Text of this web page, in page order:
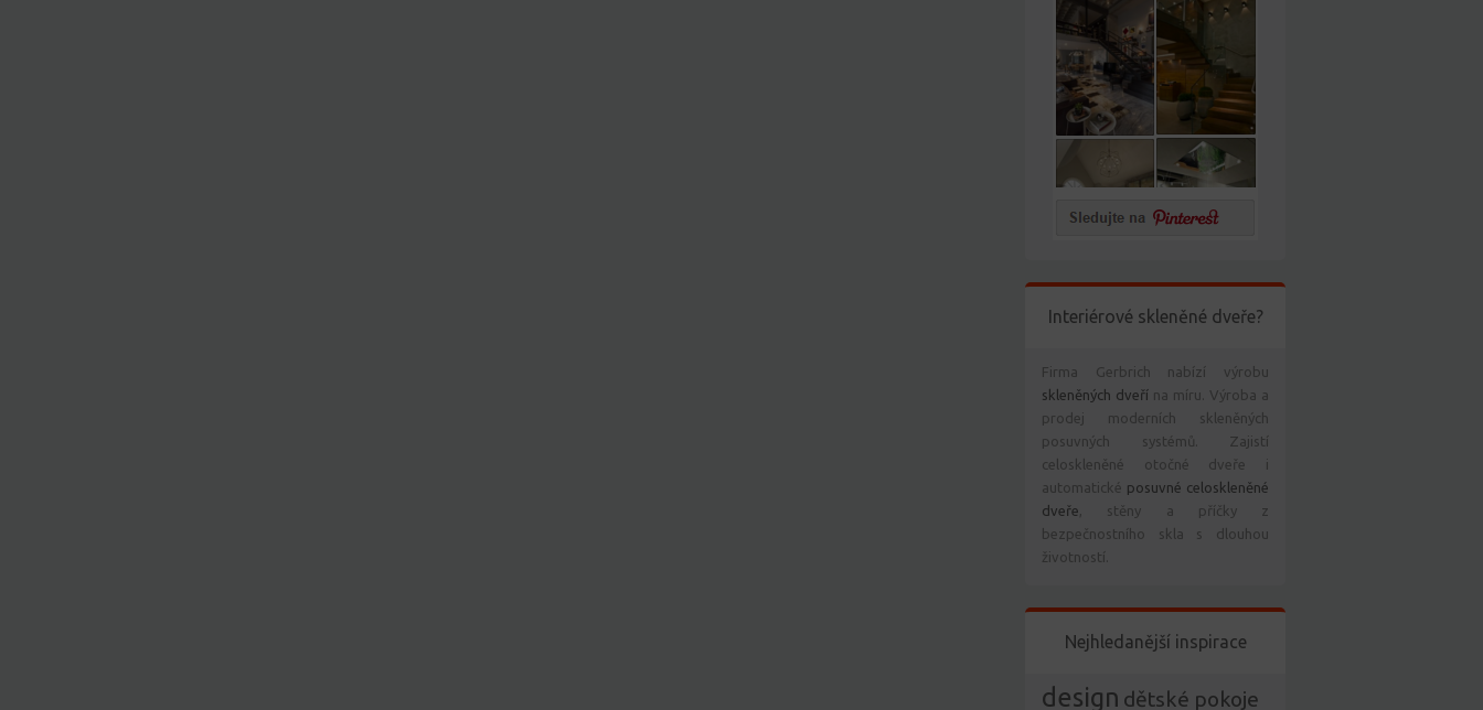
Interiérové skleněné dveře?
Firma Gerbrich nabízí výrobu
skleněných dveří na míru. Výroba a
prodej moderních skleněných
posuvných systémů. Zajistí
celoskleněné otočné dveře i
automatické posuvné celoskleněné
dveře, stěny a příčky z
bezpečnostního skla s dlouhou
životností.
Nejhledanější inspirace
design dětské pokoje